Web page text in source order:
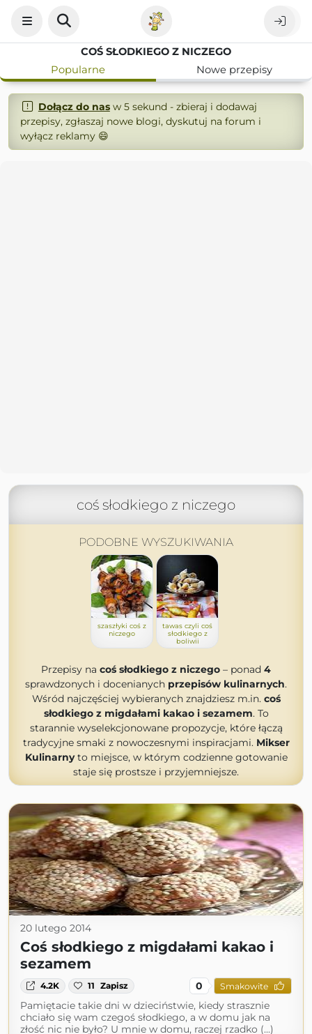
COŚ SŁODKIEGO Z NICZEGO
Popularne
Nowe przepisy
Dołącz do nasw 5 sekund - zbieraj i dodawaj
przepisy, zgłaszaj nowe blogi, dyskutuj na forum i
wyłącz reklamy 😄
coś słodkiego z niczego
PODOBNE WYSZUKIWANIA
szaszłyki coś z
niczego
tawas czyli coś
słodkiego z
boliwii
Przepisy na coś słodkiego z niczego – ponad 4
sprawdzonych i docenianych przepisów kulinarnych.
Wśród najczęściej wybieranych znajdziesz m.in. coś
słodkiego z migdałami kakao i sezamem. To
starannie wyselekcjonowane propozycje, które łączą
tradycyjne smaki z nowoczesnymi inspiracjami. Mikser
Kulinarnyto miejsce, w którym codzienne gotowanie
staje się prostsze i przyjemniejsze.
20 lutego 2014
Coś słodkiego z migdałami kakao i
sezamem
4.2K 11 Zapisz 0 Smakowite
Pamiętacie takie dni w dzieciństwie, kiedy strasznie
chciało się wam czegoś słodkiego, a w domu jak na
złość nic nie było? U mnie w domu, raczej rzadko (...)